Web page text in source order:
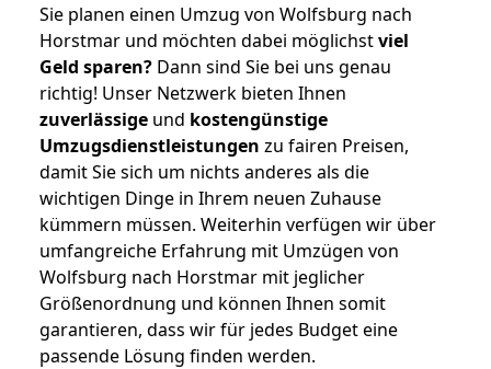
Sie planen einen Umzug von Wolfsburg nach
Horstmar und möchten dabei möglichstviel
Geld sparen? Dann sind Sie bei uns genau
richtig! Unser Netzwerk bieten Ihnen
zuverlässige und kostengünstige
Umzugsdienstleistungen zu fairen Preisen,
damit Sie sich um nichts anderes als die
wichtigen Dinge in Ihrem neuen Zuhause
kümmern müssen. Weiterhin verfügen wir über
umfangreiche Erfahrung mit Umzügen von
Wolfsburg nach Horstmar mit jeglicher
Größenordnung und können Ihnen somit
garantieren, dass wir für jedes Budget eine
passende Lösung finden werden.